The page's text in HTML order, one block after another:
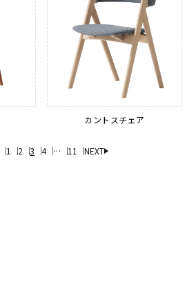
カントスチェア
1 2 3 4 … 11 NEXT